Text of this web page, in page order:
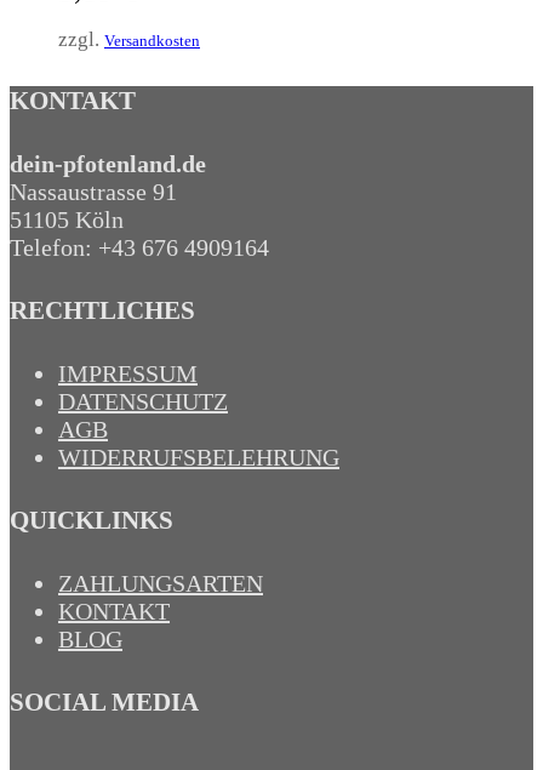
zzgl. Versandkosten
KONTAKT
dein-pfotenland.de
Nassaustrasse 91
51105 Köln
Telefon: +43 676 4909164‬
RECHTLICHES
IMPRESSUM
DATENSCHUTZ
AGB
WIDERRUFSBELEHRUNG
QUICKLINKS
ZAHLUNGSARTEN
KONTAKT
BLOG
SOCIAL MEDIA